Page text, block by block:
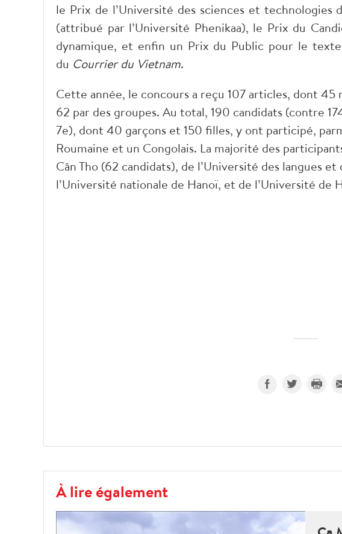
le Prix de l’Université des sciences et
(attribué par l’Université Phenikaa), le Prix du
dynamique, et enfin un Prix du Public pour le
du Courrier du Vietnam.
Cette année, le concours a reçu 107 articles, dont 45
62 par des groupes. Au total, 190 candidats (contre
7e), dont 40 garçons et 150 filles, y ont participé,
Roumaine et un Congolais. La majorité des
Cân Tho (62 candidats), de l’Université des langues
l’Université nationale de Hanoï, et de l’Université de
À lire également